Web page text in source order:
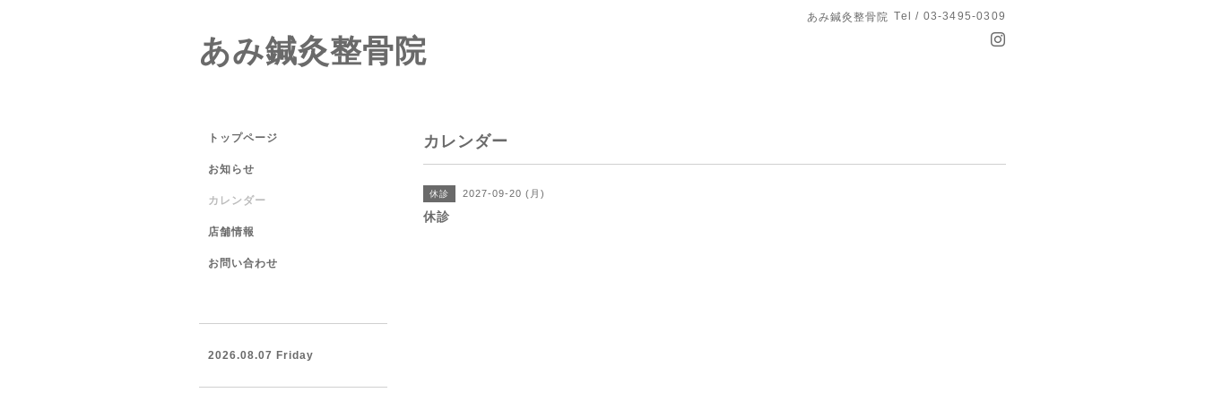
あみ鍼灸整骨院 Tel / 03-3495-0309
あみ鍼灸整骨院
カレンダー
休診 2027-09-20 (月)
休診
トップページ
お知らせ
カレンダー
店舗情報
お問い合わせ
2026.08.07 Friday